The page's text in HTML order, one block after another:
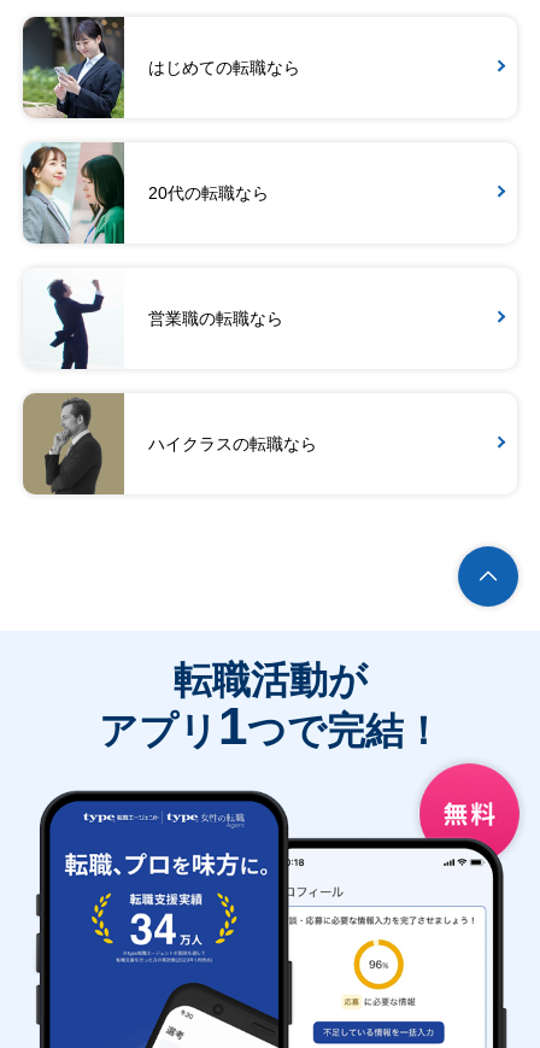
はじめての転職なら
20代の転職なら
営業職の転職なら
ハイクラスの転職なら
転職活動が
アプリ 1つで完結！